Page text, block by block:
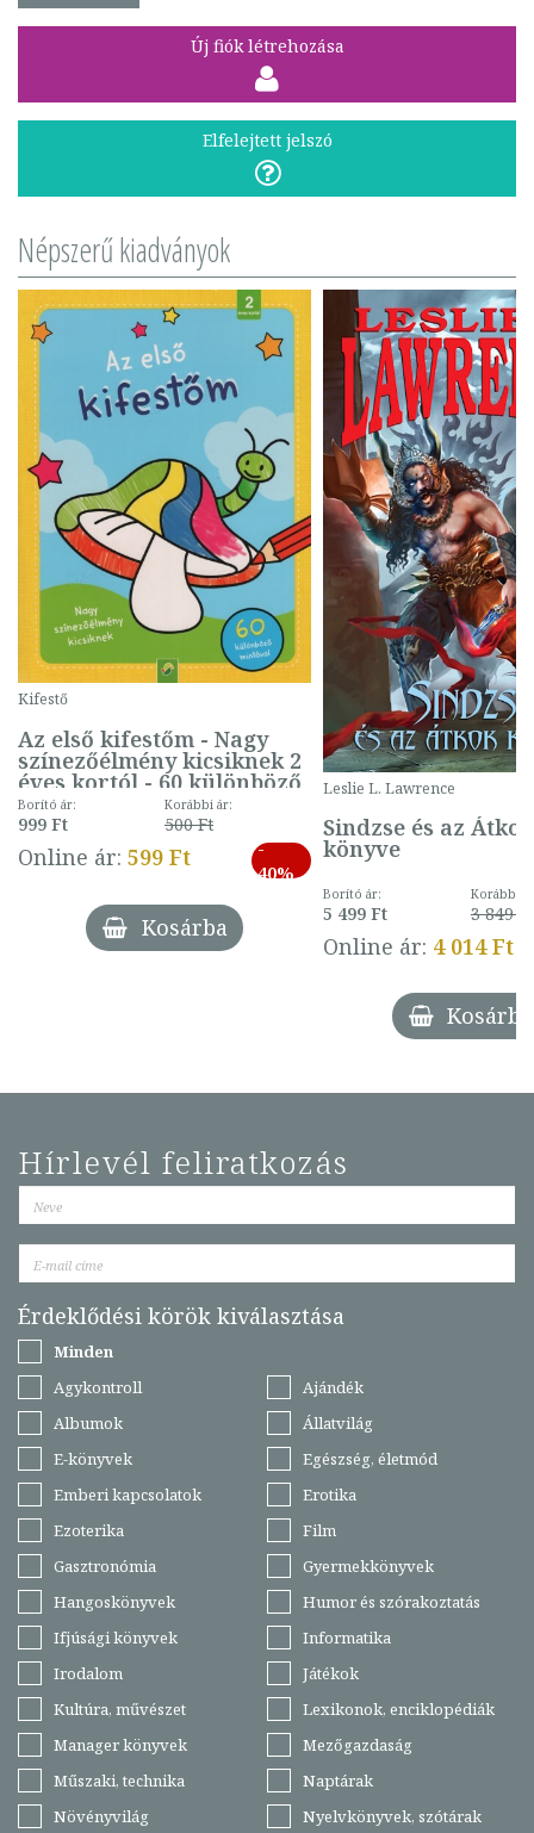
Új fiók létrehozása
Elfelejtett jelszó
Népszerű kiadványok
Kifestő
Az első kifestőm - Nagy
színezőélmény kicsiknek 2
éves kortól - 60 különböző
mintával (gombás)
Borító ár:
999 Ft
Korábbi ár:
500 Ft
Online ár: 599 Ft
-
40%
Kosárba
Leslie L. Lawrence
Sindzse és az Átkok
könyve
Borító ár:
5 499 Ft
Korábbi
3 849 Ft
Online ár: 4 014 Ft
Kosárba
Hírlevél feliratkozás
Érdeklődési körök kiválasztása
Minden
Agykontroll
Ajándék
Albumok
Állatvilág
E-könyvek
Egészség, életmód
Emberi kapcsolatok
Erotika
Ezoterika
Film
Gasztronómia
Gyermekkönyvek
Hangoskönyvek
Humor és szórakoztatás
Ifjúsági könyvek
Informatika
Irodalom
Játékok
Kultúra, művészet
Lexikonok, enciklopédiák
Manager könyvek
Mezőgazdaság
Műszaki, technika
Naptárak
Növényvilág
Nyelvkönyvek, szótárak